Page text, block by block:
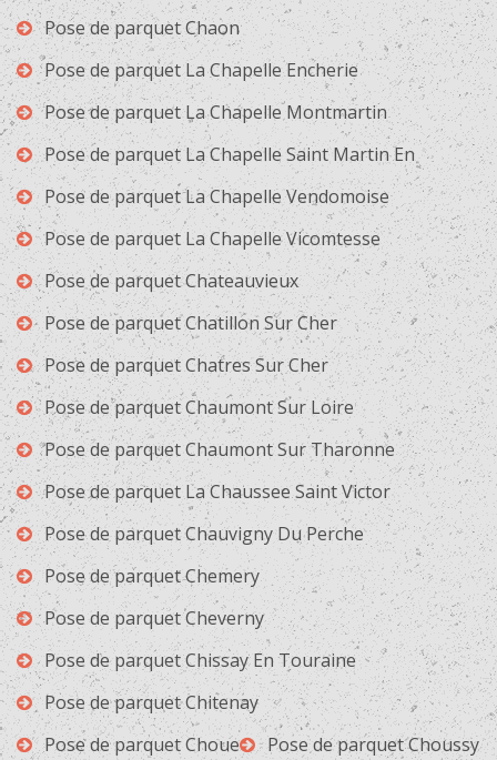
Pose de parquet Chaon
Pose de parquet La Chapelle Encherie
Pose de parquet La Chapelle Montmartin
Pose de parquet La Chapelle Saint Martin En
Pose de parquet La Chapelle Vendomoise
Pose de parquet La Chapelle Vicomtesse
Pose de parquet Chateauvieux
Pose de parquet Chatillon Sur Cher
Pose de parquet Chatres Sur Cher
Pose de parquet Chaumont Sur Loire
Pose de parquet Chaumont Sur Tharonne
Pose de parquet La Chaussee Saint Victor
Pose de parquet Chauvigny Du Perche
Pose de parquet Chemery
Pose de parquet Cheverny
Pose de parquet Chissay En Touraine
Pose de parquet Chitenay
Pose de parquet Choue
Pose de parquet Choussy